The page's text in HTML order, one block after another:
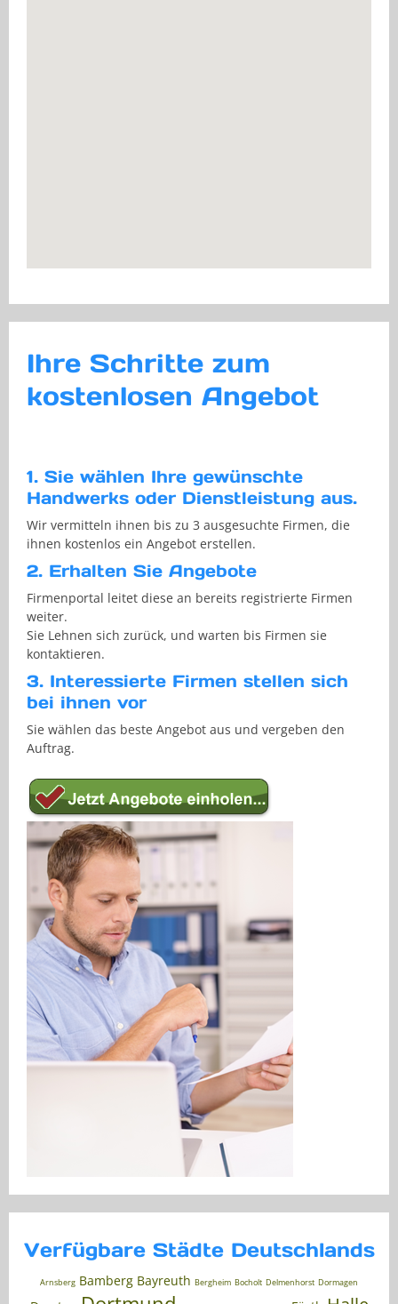
Ihre Schritte zum
kostenlosen Angebot
1. Sie wählen Ihre gewünschte
Handwerks oder Dienstleistung aus.
Wir vermitteln ihnen bis zu 3 ausgesuchte Firmen, die
ihnen kostenlos ein Angebot erstellen.
2. Erhalten Sie Angebote
Firmenportal leitet diese an bereits registrierte Firmen
weiter.
Sie Lehnen sich zurück, und warten bis Firmen sie
kontaktieren.
3. Interessierte Firmen stellen sich
bei ihnen vor
Sie wählen das beste Angebot aus und vergeben den
Auftrag.
Verfügbare Städte Deutschlands
Arnsberg Bamberg Bayreuth Bergheim Bocholt Delmenhorst Dormagen